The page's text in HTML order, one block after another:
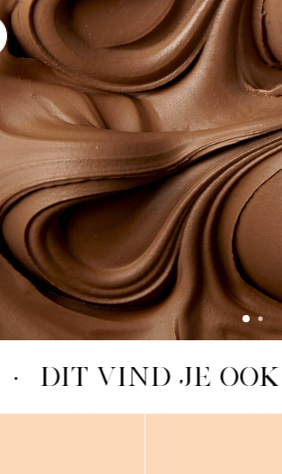
DIT VIND JE